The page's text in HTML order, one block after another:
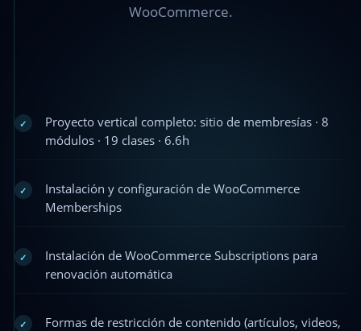
WooCommerce.
✓
Proyecto vertical completo: sitio de membresías · 8
módulos · 19 clases · 6.6h
✓
Instalación y configuración de WooCommerce
Memberships
✓
Instalación de WooCommerce Subscriptions para
renovación automática
✓
Formas de restricción de contenido (artículos, videos,